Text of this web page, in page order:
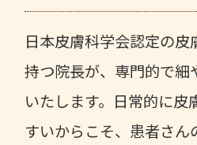
日本皮膚科学会認定の
持つ院長が、専門的で細
いたします。日常的に皮
すいからこそ、患者さ